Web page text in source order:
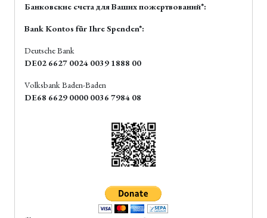
Банковские счета для Ваших пожертвований*:
Bank Kontos für Ihre Spenden*:
Deutsche Bank
DE02 6627 0024 0039 1888 00
Volksbank Baden-Baden
DE68 6629 0000 0036 7984 08